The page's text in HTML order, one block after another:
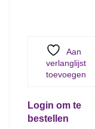
Aan
verlanglijst
toevoegen
Login om te
bestellen